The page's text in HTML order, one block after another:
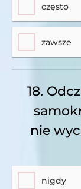
często
zawsze
18.
nie
nigdy